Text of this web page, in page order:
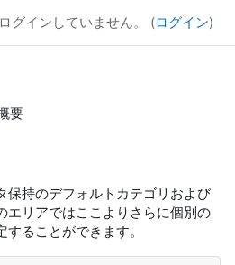
グインしていません。 (ログイン)
要
保持のデフォルトカテゴリおよび
エリアではここよりさらに個別の
ることができます。